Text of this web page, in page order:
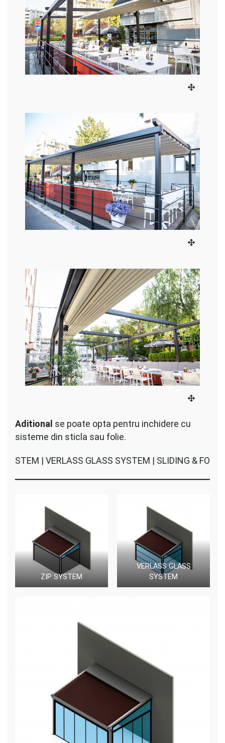
Aditional se poate opta pentru inchidere cu
sisteme din sticla sau folie.
| VERLASS GLASS SYSTEM | SLIDING & FOLDING
ZIP SYSTEM
VERLASS GLASS
SYSTEM